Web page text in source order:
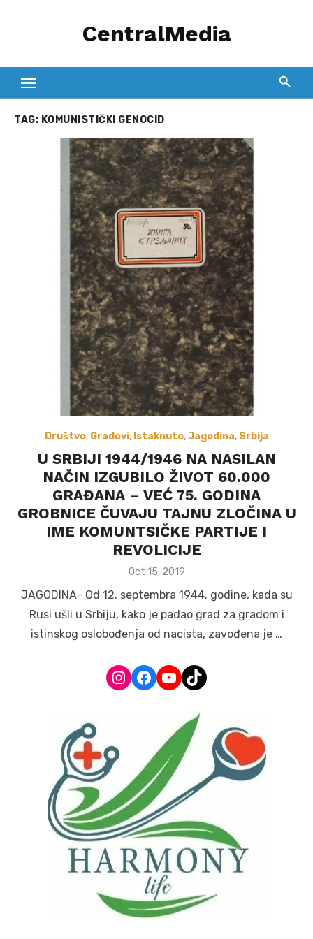
CentralMedia
TAG: KOMUNISTIČKI GENOCID
Društvo, Gradovi, Istaknuto,Jagodina, Srbija
U SRBIJI 1944/1946 NA NASILAN
NAČIN IZGUBILO ŽIVOT 60.000
GRAĐANA – VEĆ 75. GODINA
GROBNICE ČUVAJU TAJNU ZLOČINA U
IME KOMUNTSIČKE PARTIJE I
REVOLICIJE
Posted
Oct 15, 2019
JAGODINA- Od 12. septembra 1944. godine, kada su
Rusi ušli u Srbiju, kako je padao grad za gradom i
istinskog oslobođenja od nacista, zavođena je …
Instagram
Facebook
YouTube
TikTok